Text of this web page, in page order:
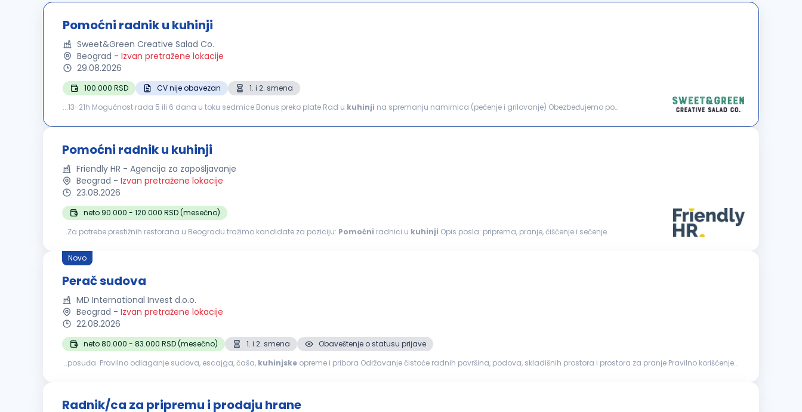
Pomoćni radnik u kuhinji
Sweet&Green Creative Salad Co.
Beograd - Izvan pretražene lokacije
29.08.2026
100.000 RSD CV nije obavezan
1. i 2. smena
...13-21h Mogućnost rada 5 ili 6 dana u toku sedmice Bonus preko plate Rad u kuhinji na spremanju namirnica (pečenje i grilovanje) Obezbeđujemo po
Pomoćni radnik u kuhinji
Friendly HR - Agencija za zapošljavanje
Beograd - Izvan pretražene lokacije
23.08.2026
neto 90.000 - 120.000 RSD (mesečno)
...Za potrebe prestižnih restorana u Beogradu tražimo kandidate za poziciju: Pomoćni radnici u kuhinji Opis posla: priprema, pranje, čišćenje i sečenje
Novo
Perač sudova
MD International Invest d.o.o.
Beograd - Izvan pretražene lokacije
22.08.2026
neto 80.000 - 83.000 RSD (mesečno) 1. i 2. smena
Obaveštenje o statusu prijave
...posuđa Pravilno odlaganje sudova, escajga, čaša, kuhinjske opreme i pribora Održavanje čistoće radnih površina, podova, skladišnih prostora i prostora za pranje Pravilno korišćenje
Radnik/ca za pripremu i prodaju hrane